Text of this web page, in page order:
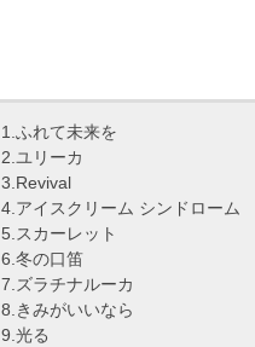
1.ふれて未来を
2.ユリーカ
3.Revival
4.アイスクリーム シンドローム
5.スカーレット
6.冬の口笛
7.ズラチナルーカ
8.きみがいいなら
9.光る